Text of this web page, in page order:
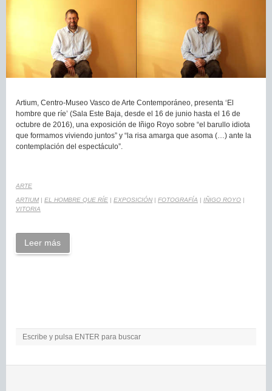
Artium, Centro-Museo Vasco de Arte Contemporáneo, presenta ‘El
hombre que ríe’ (Sala Este Baja, desde el 16 de junio hasta el 16 de
octubre de 2016), una exposición de Iñigo Royo sobre “el barullo idiota
que formamos viviendo juntos” y “la risa amarga que asoma (…) ante la
contemplación del espectáculo”.
ARTE
ARTIUM | EL HOMBRE QUE RÍE | EXPOSICIÓN | FOTOGRAFÍA | IÑIGO ROYO |
VITORIA
Leer más